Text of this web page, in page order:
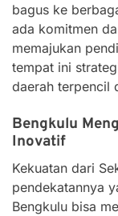
bagus ke
ada komitmen
memajukan
tempat ini
daerah terpencil
Bengkulu
Inovatif
Kekuatan dari
pendekatannya
Bengkulu bisa